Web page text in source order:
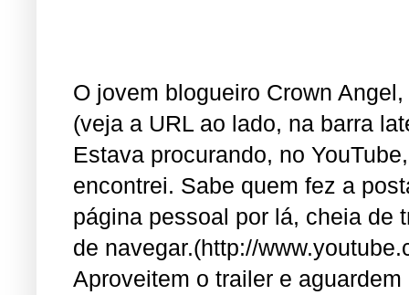
O jovem blogueiro Crown
(veja a URL ao lado, na barra
Estava procurando, no
encontrei. Sabe quem fez a
página pessoal por lá, cheia de
de navegar.(http://
Aproveitem o trailer e